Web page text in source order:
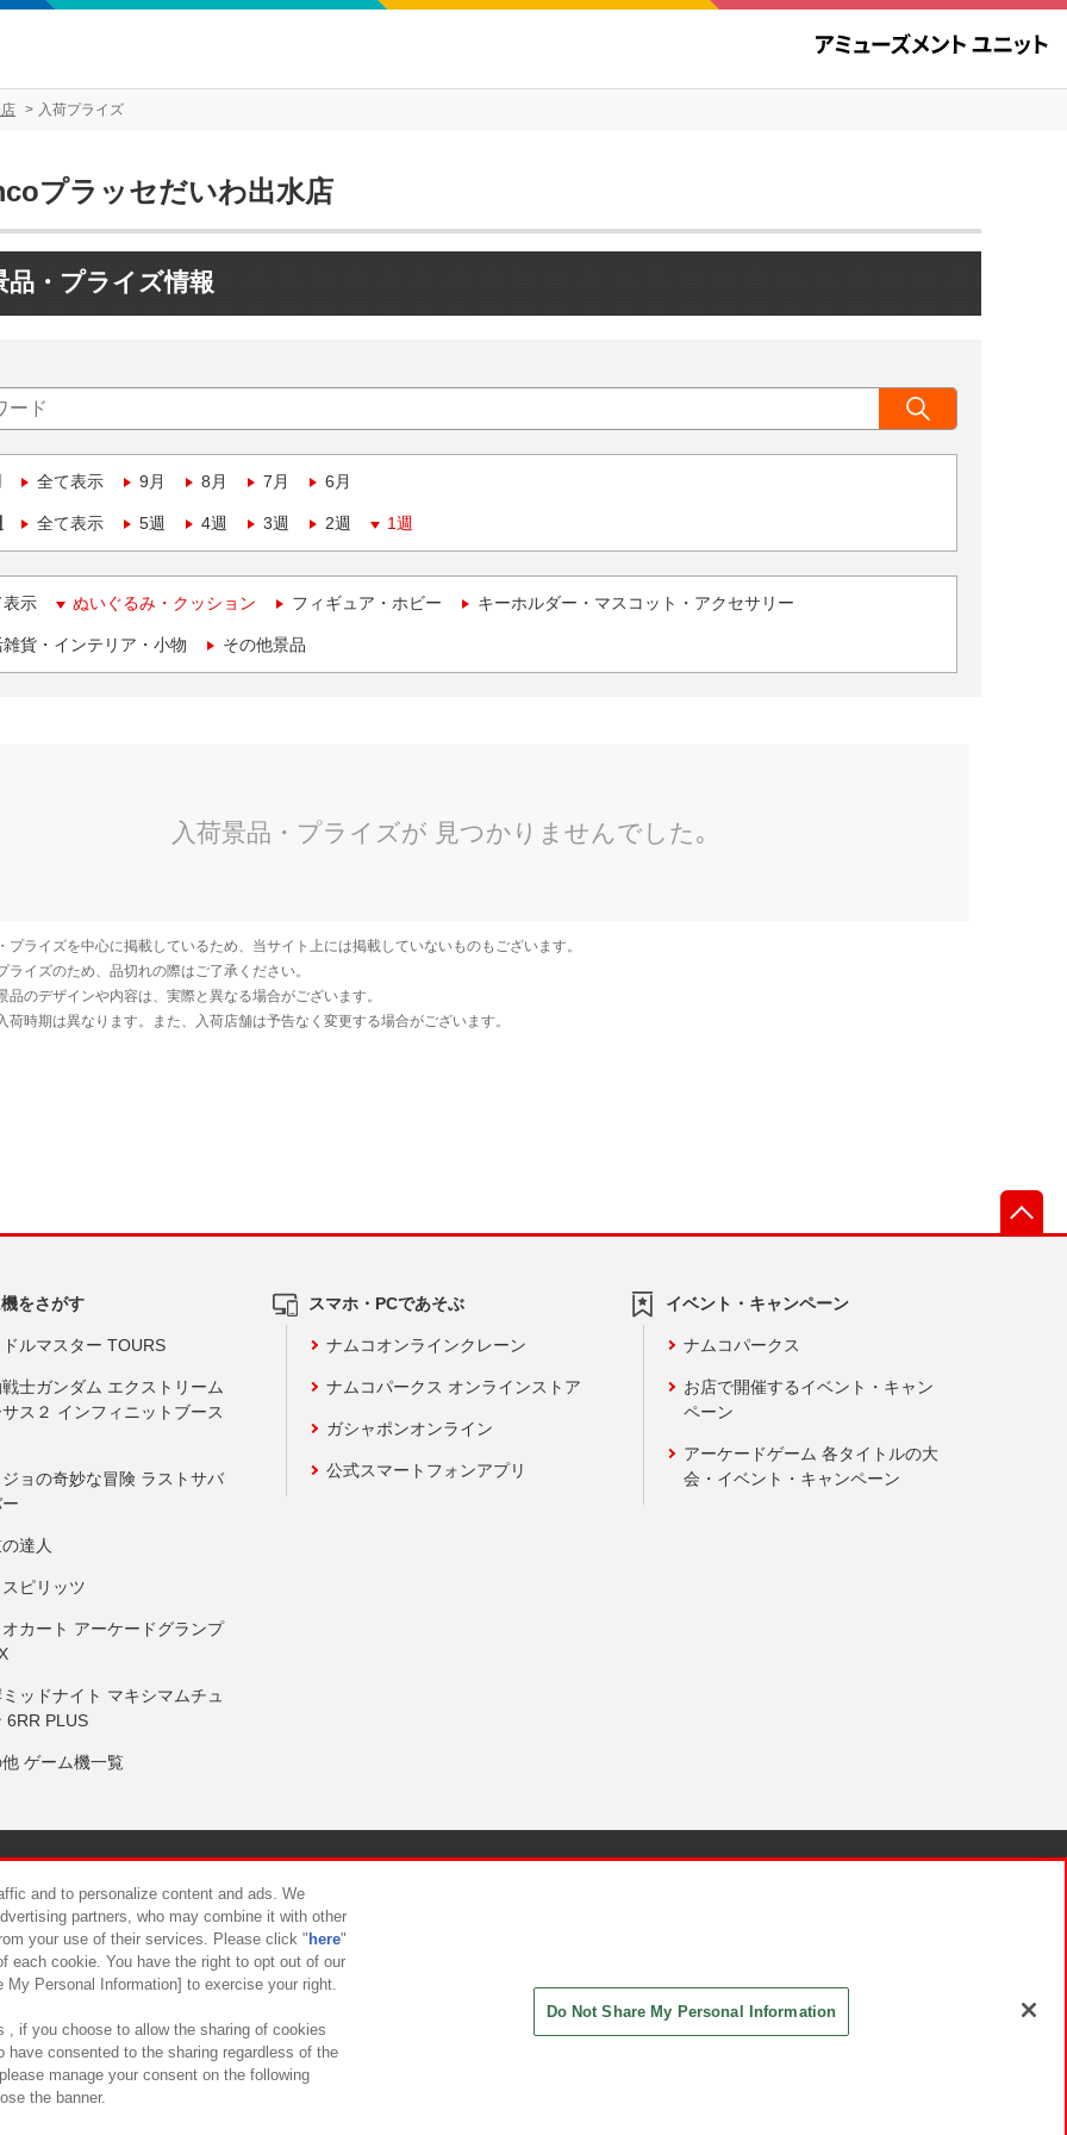
入荷プライズ
プラッセだいわ出水店
品・プライズ情報
全て表示 9月 8月 7月 6月
全て表示 5週 4週 3週 2週 1週
表示 ぬいぐるみ・クッション フィギュア・ホビー キーホルダー・マスコット・アクセサリー
貨・インテリア・小物 その他景品
をさがす
ルマスター TOURS
士ガンダム エクストリーム
ス２ インフィニットブース
ョの奇妙な冒険 ラストサバ
達人
ピリッツ
カート アーケードグランプ
ッドナイト マキシマムチュ
6RR PLUS
ゲーム機一覧
スマホ・PCであそぶ
ナムコオンラインクレーン
ナムコパークス オンラインストア
ガシャポンオンライン
公式スマートフォンアプリ
イベント・キャンペーン
ナムコパークス
お店で開催するイベント・キャン
ペーン
アーケードゲーム 各タイトルの大
会・イベント・キャンペーン
について カスタマーハラスメント対応方針
and to personalize content and ads. We
partners, who may combine it with other
your use of their services. Please click " here"
each cookie. You have the right to opt out of our
Personal Information] to exercise your right.
, if you choose to allow the sharing of cookies
have consented to the sharing regardless of the
manage your consent on the following
the banner.
Do Not Share My Personal Information